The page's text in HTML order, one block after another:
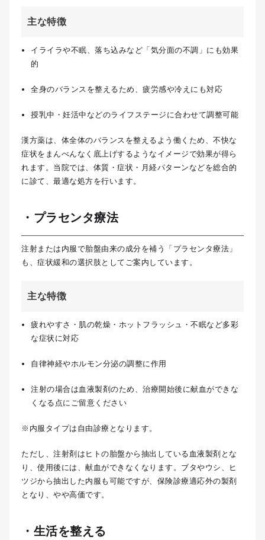
主な特徴
イライラや不眠、落ち込みなど「気分面の不調」にも効果
的
全身のバランスを整えるため、疲労感や冷えにも対応
授乳中・妊活中などのライフステージに合わせて調整可能
漢方薬は、体全体のバランスを整えるよう働くため、不快な
症状をまんべんなく底上げするようなイメージで効果が得ら
れます。当院では、体質・症状・月経パターンなどを総合的
に診て、最適な処方を行います。
・プラセンタ療法
注射または内服で胎盤由来の成分を補う「プラセンタ療法」
も、症状緩和の選択肢としてご案内しています。
主な特徴
疲れやすさ・肌の乾燥・ホットフラッシュ・不眠など多彩
な症状に対応
自律神経やホルモン分泌の調整に作用
注射の場合は血液製剤のため、治療開始後に献血ができな
くなる点にご留意ください
※内服タイプは自由診療となります。
ただし、注射剤はヒトの胎盤から抽出している血液製剤とな
り、使用後には、献血ができなくなります。ブタやウシ、ヒ
ツジから抽出した内服も可能ですが、保険診療適応外の製剤
となり、やや高価です。
・生活を整える